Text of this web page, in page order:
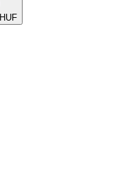
HUF